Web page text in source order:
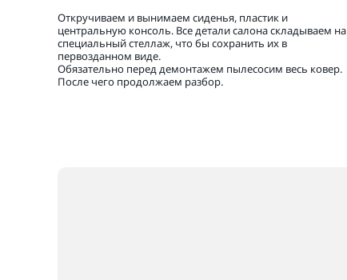
Откручиваем и вынимаем сиденья, пластик и
центральную консоль. Все детали салона складываем на
специальный стеллаж, что бы сохранить их в
первозданном виде.
Обязательно перед демонтажем пылесосим весь ковер.
После чего продолжаем разбор.